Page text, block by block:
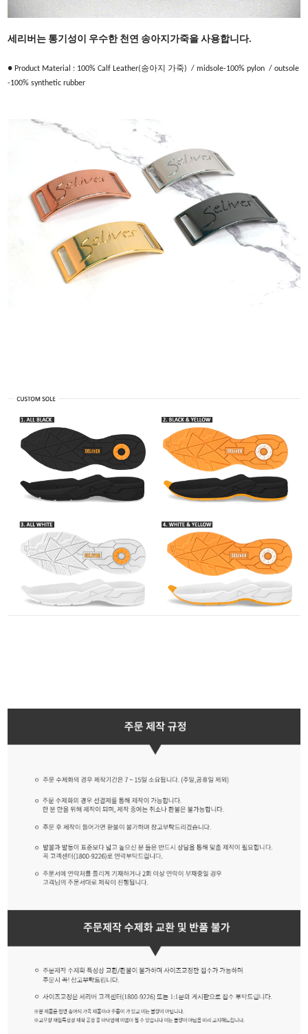
세리버는 통기성이 우수한 천연 송아지가죽을 사용합니다.
● Product Material : 100% Calf Leather(송아지 가죽) / midsole-100% pylon /outsole
-100% synthetic rubber